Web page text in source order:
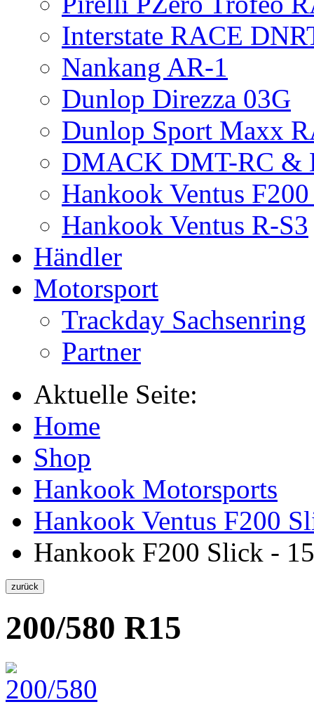
Interstate RACE
Nankang AR-1
Dunlop Direzza 03G
Dunlop Sport Maxx
DMACK DMT-RC &
Hankook Ventus
Hankook Ventus R-S3
Händler
Motorsport
Trackday Sachsenring
Partner
Aktuelle Seite:
Home
Shop
Hankook Motorsports
Hankook Ventus F200
Hankook F200 Slick -
200/580 R15